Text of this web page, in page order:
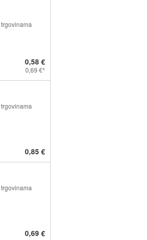
trgovinama
0,58 €
0,69 €
trgovinama
0,85 €
trgovinama
0,69 €